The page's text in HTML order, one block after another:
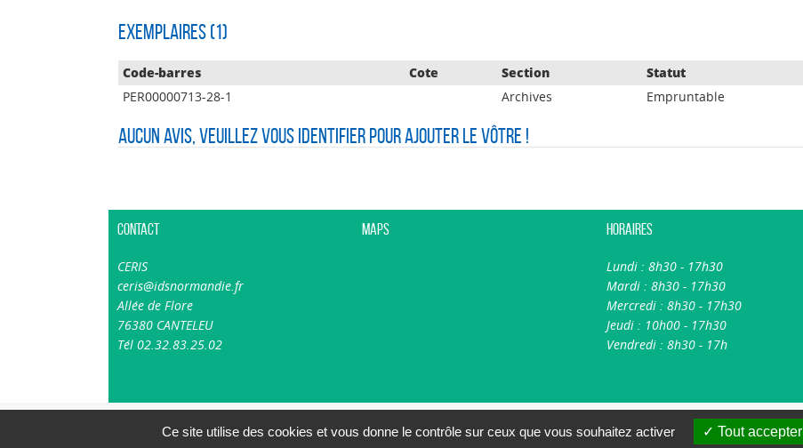
Exemplaires (1)
Code-barres Cote Section Statut
PER00000713-28-1
Archives Empruntable
Aucun avis, veuillez vous identifier pour ajouter le vôtre !
Contact
CERIS
ceris@idsnormandie.fr
Allée de Flore
76380 CANTELEU
Tél 02.32.83.25.02
Maps Horaires
Lundi : 8h30 - 17h30
Mardi : 8h30 - 17h30
Mercredi : 8h30 - 17h30
Jeudi : 10h00 - 17h30
Vendredi : 8h30 - 17h
Nous contacter
A propos du portail
Ce site utilise des cookies et vous donne le contrôle sur ceux que vous souhaitez activer Tout accepter